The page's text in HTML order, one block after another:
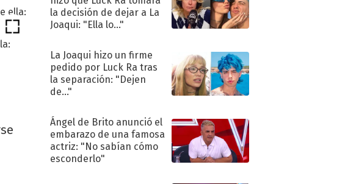
la decisión de dejar a La
Joaqui: "Ella lo..."
La Joaqui hizo un firme
pedido por Luck Ra tras
la separación: "Dejen
de..."
Ángel de Brito anunció el
embarazo de una famosa
actriz: "No sabían cómo
esconderlo"